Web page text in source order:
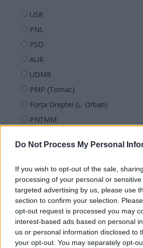
Do Not Process My Personal
If you wish to opt-out of the sale,
processing of your personal or
targeted advertising by us, please use
section to confirm your selection.
opt-out request is processed you may
interest-based ads based on personal
us or personal information disclosed to
your opt-out. You may separately opt-
USR
PNL
PSD
AUR
UDMR
PMP (Tomac)
Forța Dreptei (L. Orban)
PNȚMM
SENS
SOS (Șoșoacă)
POT (Gavrilă)
PACE (Peia)
Acțiunea Conservatoare (Târziu)
PDF (Lazarus)
PUSL (D. Voiculescu)